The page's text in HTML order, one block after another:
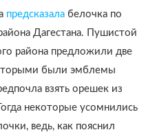
предсказала белочка по
Дагестана. Пушистой
района предложили две
были эмблемы
взять орешек из
некоторые усомнились
ведь, как пояснил